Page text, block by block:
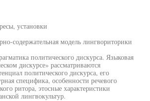
установки
содержательная модель лингвориторики
политического дискурса. Языковая
дискурсе» рассматриваются
политического дискурса, его
специфика, особенности речевого
ритора, этосные характеристики
лингвокультур.